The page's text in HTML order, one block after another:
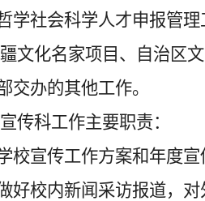
学社会科学人才申报管
文化名家项目、自治区
交办的其他工作。
宣传科工作主要职责：
校宣传工作方案和年度宣
好校内新闻采访报道，